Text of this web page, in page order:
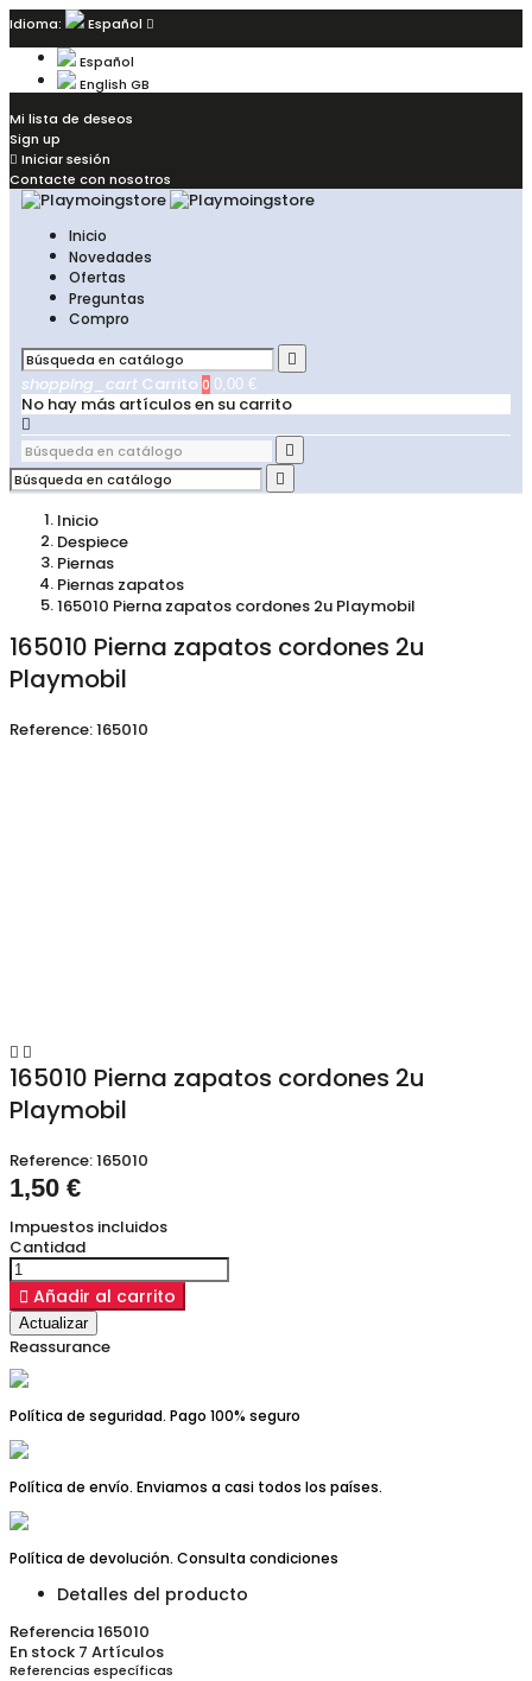
Idioma: Español 
Español
English GB
Mi lista de deseos
Sign up
 Iniciar sesión
Contacte con nosotros
Inicio
Novedades
Ofertas
Preguntas
Compro

shopping_cart Carrito 0 0,00 €
No hay más artículos en su carrito



Inicio
Despiece
Piernas
Piernas zapatos
165010 Pierna zapatos cordones 2u Playmobil
165010 Pierna zapatos cordones 2u
Playmobil
Reference:165010
 
165010 Pierna zapatos cordones 2u
Playmobil
Reference:165010
1,50 €
Impuestos incluidos
Cantidad
 Añadir al carrito
Reassurance
Política de seguridad. Pago 100% seguro
Política de envío. Enviamos a casi todos los países.
Política de devolución. Consulta condiciones
Detalles del producto
Referencia165010
En stock 7 Artículos
Referencias específicas